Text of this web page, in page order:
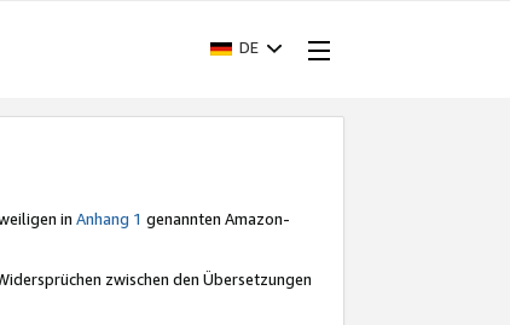
DE
in Anhang 1 genannten Amazon-
zwischen den Übersetzungen